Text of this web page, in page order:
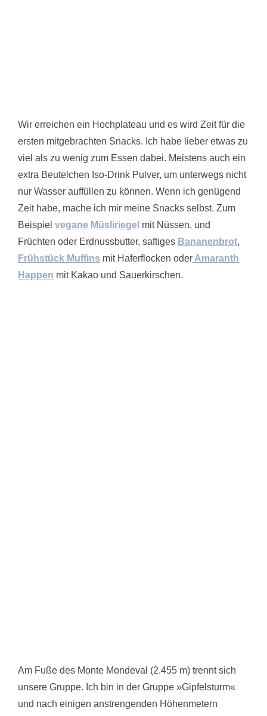
Wir erreichen ein Hochplateau und es wird Zeit für die
ersten mitgebrachten Snacks. Ich habe lieber etwas zu
viel als zu wenig zum Essen dabei. Meistens auch ein
extra Beutelchen Iso-Drink Pulver, um unterwegs nicht
nur Wasser auffüllen zu können. Wenn ich genügend
Zeit habe, mache ich mir meine Snacks selbst. Zum
Beispiel vegane Müsliriegel mit Nüssen, und
Früchten oder Erdnussbutter, saftiges Bananenbrot,
Frühstück Muffins mit Haferflocken oder Amaranth
Happen mit Kakao und Sauerkirschen.
Am Fuße des Monte Mondeval (2.455 m) trennt sich
unsere Gruppe. Ich bin in der Gruppe »Gipfelsturm«
und nach einigen anstrengenden Höhenmetern